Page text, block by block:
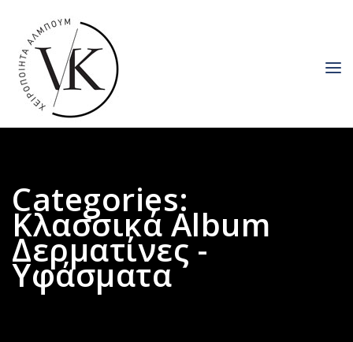
Categories:
Κλασσικά Album
Δερματίνες -
Υφάσματα